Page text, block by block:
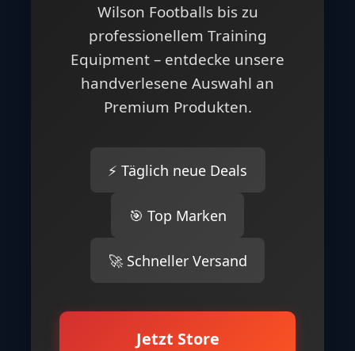
Wilson Footballs bis zu
professionellem Training
Equipment – entdecke unsere
handverlesene Auswahl an
Premium Produkten.
⚡ Täglich neue Deals
🎯 Top Marken
🚀 Schneller Versand
Jetzt Store